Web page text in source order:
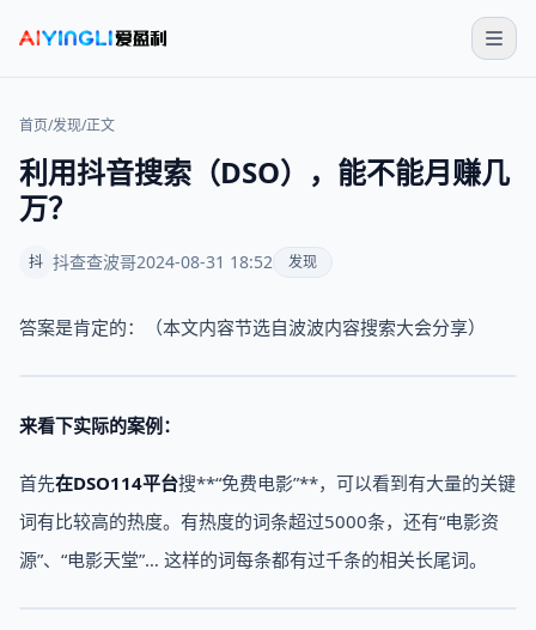
首页/发现/正文
利用抖音搜索（DSO），能不能月赚几
万？
抖 抖查查波哥2024-08-31 18:52 发现
答案是肯定的：（本文内容节选自波波内容搜索大会分享）
来看下实际的案例：
首先在DSO114平台搜**“免费电影”**，可以看到有大量的关键
词有比较高的热度。有热度的词条超过5000条，还有“电影资
源”、“电影天堂”… 这样的词每条都有过千条的相关长尾词。